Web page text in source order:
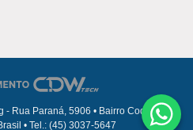
Rua Paraná, 5906 • Bairro Coqueiral •
• Tel.: (45) 3037-5647